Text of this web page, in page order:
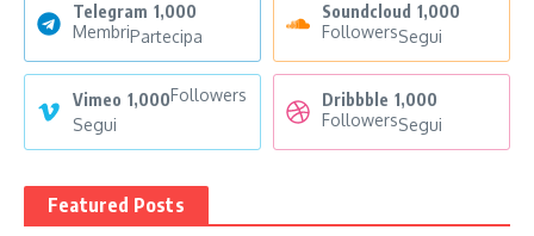
Telegram 1,000
MembriPartecipa
Soundcloud 1,000
FollowersSegui
Vimeo 1,000Followers
Segui
Dribbble 1,000
FollowersSegui
Featured Posts